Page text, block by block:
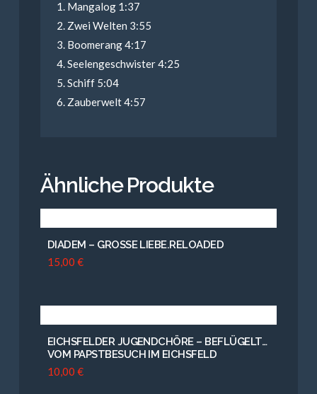
Mangalog 1:37
Zwei Welten 3:55
Boomerang 4:17
Seelengeschwister 4:25
Schiff 5:04
Zauberwelt 4:57
Ähnliche Produkte
DIADEM – GROSSE LIEBE.RELOADED
15,00 €
EICHSFELDER JUGENDCHÖRE – BEFLÜGELT…
VOM PAPSTBESUCH IM EICHSFELD
10,00 €